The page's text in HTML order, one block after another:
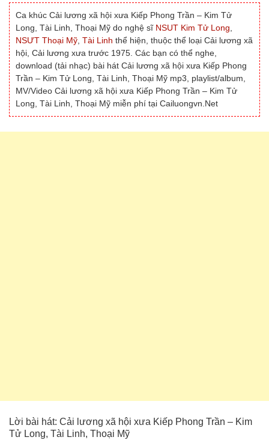
Ca khúc Cải lương xã hội xưa Kiếp Phong Trần – Kim Tử
Long, Tài Linh, Thoại Mỹ do nghệ sĩ NSUT Kim Tử Long
NSƯT Thoại Mỹ Tài Linh thể hiện, thuộc thể loại Cải lương xã
hội, Cải lương xưa trước 1975. Các bạn có thể nghe,
download (tải nhạc) bài hát Cải lương xã hội xưa Kiếp Phong
Trần – Kim Tử Long, Tài Linh, Thoại Mỹ mp3, playlist/album,
MV/Video Cải lương xã hội xưa Kiếp Phong Trần – Kim Tử
Long, Tài Linh, Thoại Mỹ miễn phí tại Cailuongvn.Net
Lời bài hát: Cải lương xã hội xưa Kiếp Phong Trần – Kim
Tử Long, Tài Linh, Thoại Mỹ